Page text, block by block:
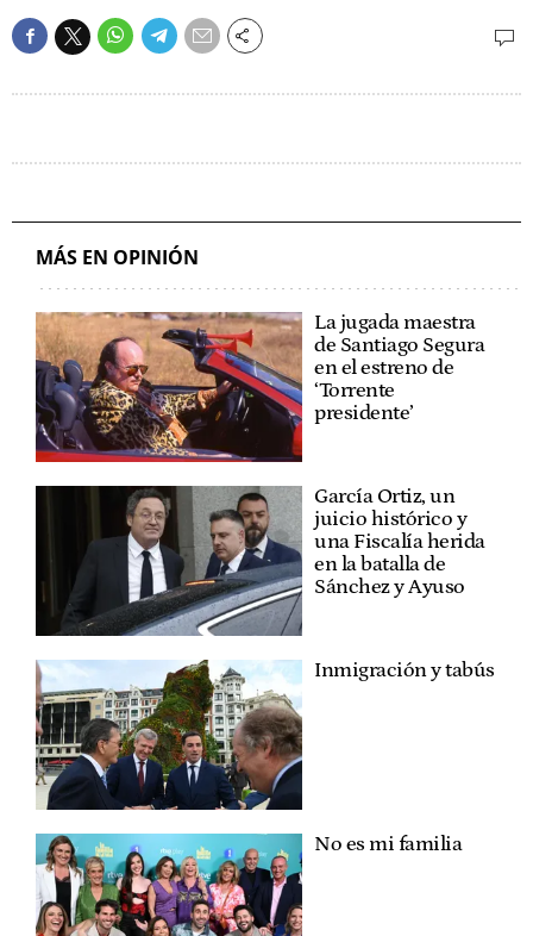
MÁS EN OPINIÓN
La jugada maestra
de Santiago Segura
en el estreno de
‘Torrente
presidente’
García Ortiz, un
juicio histórico y
una Fiscalía herida
en la batalla de
Sánchez y Ayuso
Inmigración y tabús
No es mi familia